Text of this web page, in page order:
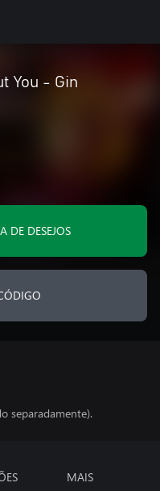
You - Gin
DE DESEJOS
separadamente).
MAIS